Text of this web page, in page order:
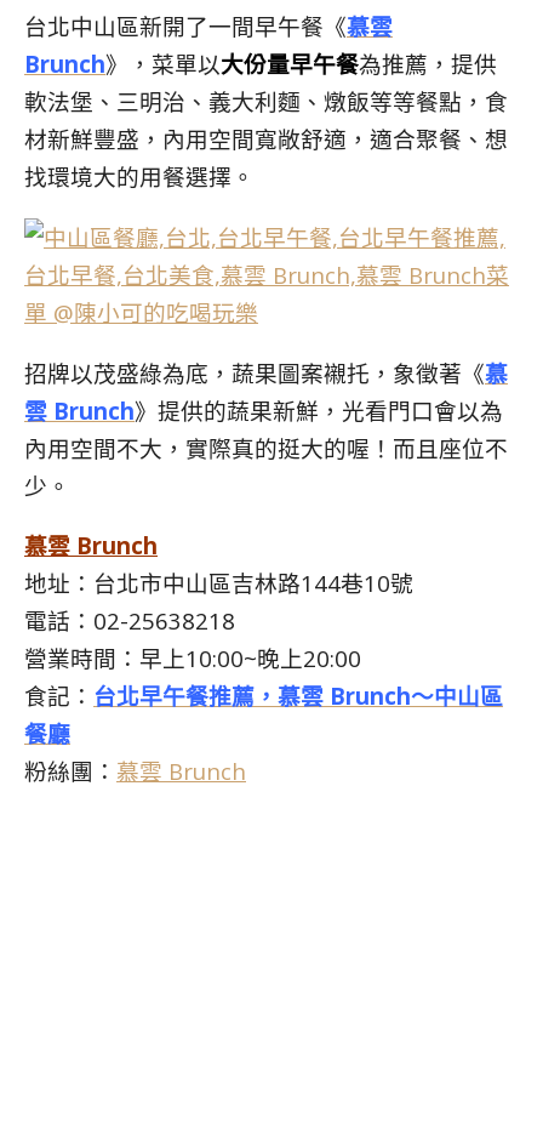
台北中山區新開了一間早午餐《慕雲
Brunch》，菜單以大份量早午餐為推薦，提供
軟法堡、三明治、義大利麵、燉飯等等餐點，食
材新鮮豐盛，內用空間寬敞舒適，適合聚餐、想
找環境大的用餐選擇。
招牌以茂盛綠為底，蔬果圖案襯托，象徵著《慕
雲 Brunch》提供的蔬果新鮮，光看門口會以為
內用空間不大，實際真的挺大的喔！而且座位不
少。
慕雲 Brunch
地址：台北市中山區吉林路144巷10號
電話：02-25638218
營業時間：早上10:00~晚上20:00
食記： 台北早午餐推薦，慕雲 Brunch～中山區
餐廳
粉絲團： 慕雲 Brunch